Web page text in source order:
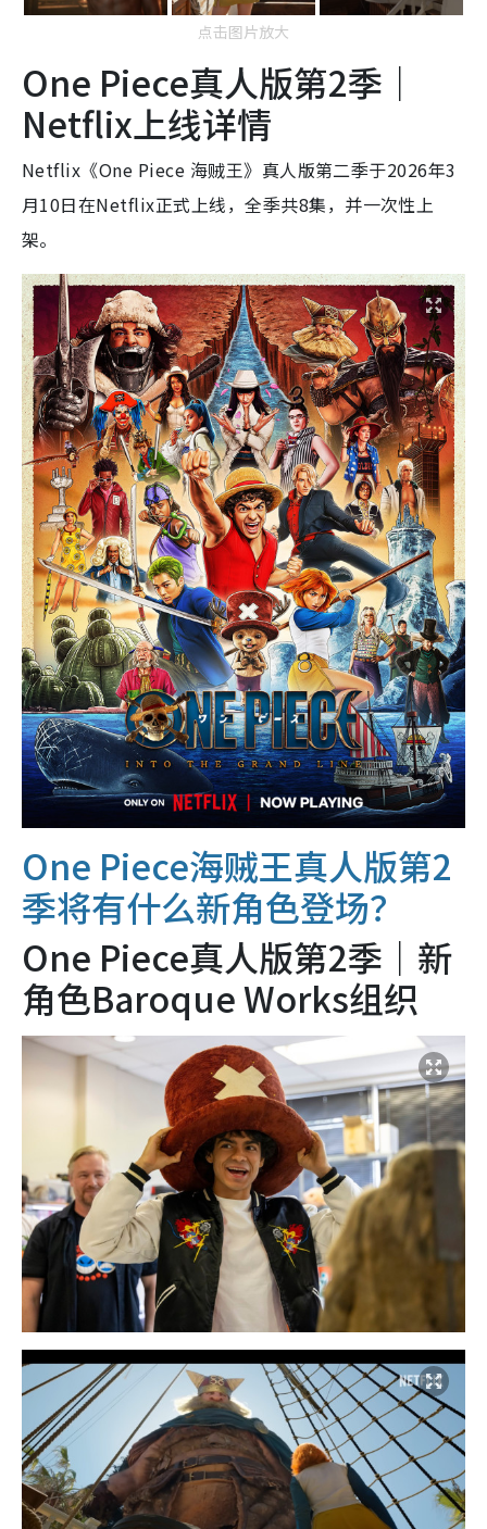
点击图片放大
One Piece真人版第2季｜
Netflix上线详情
Netflix《One Piece 海贼王》真人版第二季于2026年3
月10日在Netflix正式上线，全季共8集，并一次性上
架。
One Piece海贼王真人版第2
季将有什么新角色登场？
One Piece真人版第2季｜新
角色Baroque Works组织